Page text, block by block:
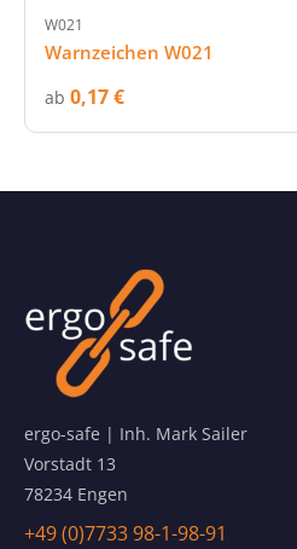
W021
Warnzeichen W021
ab 0,17 €
ergo-safe | Inh. Mark Sailer
Vorstadt 13
78234 Engen
+49 (0)7733 98-1-98-91